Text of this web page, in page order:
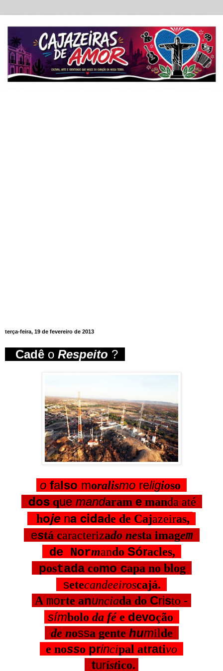
terça-feira, 19 de fevereiro de 2013
Cadê o Respeito ?
o falso moralismo religioso
dosque mandaram emanda até
hojena cidade de Cajazeiras,
está caracterizado nesta imagem
de Normando Sóracles,
postadacomo capa no blog
setecandeeiroscajá.
A morte anunciada do Cristo -
símbolo da fée devoção
de nossa gente humilde
e nosso principal atrativo
turístico.